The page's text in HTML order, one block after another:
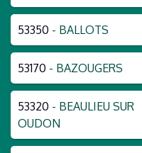
53350 - BALLOTS
53170 - BAZOUGERS
53320 - BEAULIEU SUR
OUDON